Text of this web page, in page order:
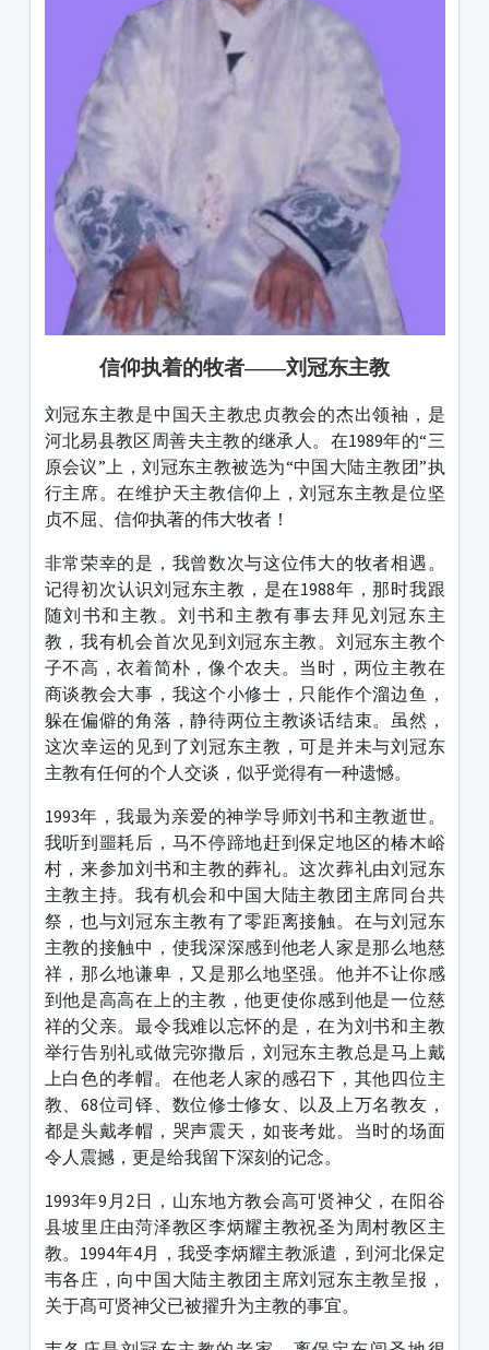
信仰执着的牧者——刘冠东主教
刘冠东主教是中国天主教忠贞教会的杰出领袖，是
河北易县教区周善夫主教的继承人。在1989年的“三
原会议”上，刘冠东主教被选为“中国大陆主教团”执
行主席。在维护天主教信仰上，刘冠东主教是位坚
贞不屈、信仰执著的伟大牧者！
非常荣幸的是，我曾数次与这位伟大的牧者相遇。
记得初次认识刘冠东主教，是在1988年，那时我跟
随刘书和主教。刘书和主教有事去拜见刘冠东主
教，我有机会首次见到刘冠东主教。刘冠东主教个
子不高，衣着简朴，像个农夫。当时，两位主教在
商谈教会大事，我这个小修士，只能作个溜边鱼，
躲在偏僻的角落，静待两位主教谈话结束。虽然，
这次幸运的见到了刘冠东主教，可是并未与刘冠东
主教有任何的个人交谈，似乎觉得有一种遗憾。
1993年，我最为亲爱的神学导师刘书和主教逝世。
我听到噩耗后，马不停蹄地赶到保定地区的椿木峪
村，来参加刘书和主教的葬礼。这次葬礼由刘冠东
主教主持。我有机会和中国大陆主教团主席同台共
祭，也与刘冠东主教有了零距离接触。在与刘冠东
主教的接触中，使我深深感到他老人家是那么地慈
祥，那么地谦卑，又是那么地坚强。他并不让你感
到他是高高在上的主教，他更使你感到他是一位慈
祥的父亲。最令我难以忘怀的是，在为刘书和主教
举行告别礼或做完弥撒后，刘冠东主教总是马上戴
上白色的孝帽。在他老人家的感召下，其他四位主
教、68位司铎、数位修士修女、以及上万名教友，
都是头戴孝帽，哭声震天，如丧考妣。当时的场面
令人震撼，更是给我留下深刻的记念。
1993年9月2日，山东地方教会高可贤神父，在阳谷
县坡里庄由菏泽教区李炳耀主教祝圣为周村教区主
教。1994年4月，我受李炳耀主教派遣，到河北保定
韦各庄，向中国大陆主教团主席刘冠东主教呈报，
关于髙可贤神父已被擢升为主教的事宜。